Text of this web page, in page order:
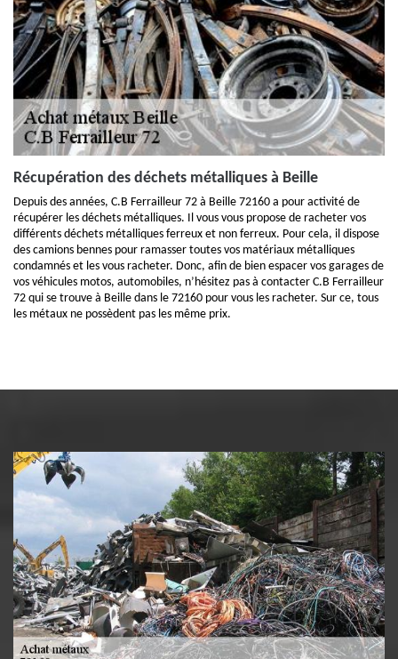
Récupération des déchets métalliques à Beille
Depuis des années, C.B Ferrailleur 72 à Beille 72160 a pour activité de
récupérer les déchets métalliques. Il vous vous propose de racheter vos
différents déchets métalliques ferreux et non ferreux. Pour cela, il dispose
des camions bennes pour ramasser toutes vos matériaux métalliques
condamnés et les vous racheter. Donc, afin de bien espacer vos garages de
vos véhicules motos, automobiles, n’hésitez pas à contacter C.B Ferrailleur
72 qui se trouve à Beille dans le 72160 pour vous les racheter. Sur ce, tous
les métaux ne possèdent pas les même prix.